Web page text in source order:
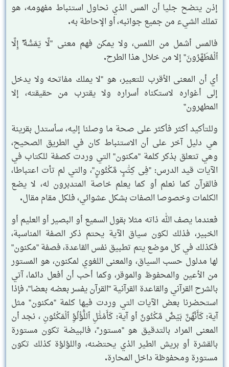
إذن يتضح جليا أن المس الذي نحاول استنباط مفهومه، هو
تملك الشيء من جميع جوانبه، أو الإحاطة به.
فالمس أشمل من اللمس، ولا يمكن فهم معنى "لَّا يَمَسُّهُۥٓ إِلَّا
ٱلْمُطَهَّرُونَ" إلا من خلال هذا الطرح.
أي أن المعنى الأقرب للتعبير، هو "لا يملك مفاتحه ولا يدخل
إلى أغواره لاستكناه أسراره ولا يقترب من حقيقته، إلا
المطهرون"
وللتأكيد أكثر فأكثر على صحة ما وصلنا إليه، سأستدل بقرينة
هي دليل آخر على أن الاستنباط كان في الطريق الصحيح،
وهي تتعلق بذكر كلمة "مكنون" التي وردت كصفة للكتاب في
الآيات قيد الدرس: "فِى كِتَٰبٍ مَّكْنُونٍ"، والتي لم تأت اعتباطا،
فالقرآن كما نعلم أو كما يعلم خاصة المتدبرون له، لا يضع
الكلمات وخصوصا الصفات بشكل عشوائي، فلكل مقام مقال.
فعندما يصف الله ذاته مثلا بقول السميع أو البصير أو العليم أو
الخبير، فذلك لكون سياق الآية يحتم ذكر الصفة المناسبة،
فكذلك في كل موضع يتم تطبيق نفس القاعدة، فصفة "مكنون"
لها مدلول حسب السياق، والمعنى اللغوي لمكنون، هو المستور
من الأعين والمحفوظ والموقر، وكما أحب أن أفعل دائما، آتي
بالشرح القرآني والقاعدة القرآنية "القرآن يفسر بعضه بعضا"، فإذا
استحضرنا بعض الآيات التي وردت فيها كلمة "مكنون" مثل
آية: كَأَنَّهُنَّ بَيْضٌ مَّكْنُونٌ أو آية: كَأَمْثَٰلِ ٱللُّؤْلُؤِ ٱلْمَكْنُونِ ، نجد أن
المعنى المراد بالتدقيق هو "مستور"، فالبيضة تكون مستورة
بالقشرة أو بريش الطير الذي يحتضنه، واللؤلؤة كذلك تكون
مستورة ومحفوظة داخل المحارة.